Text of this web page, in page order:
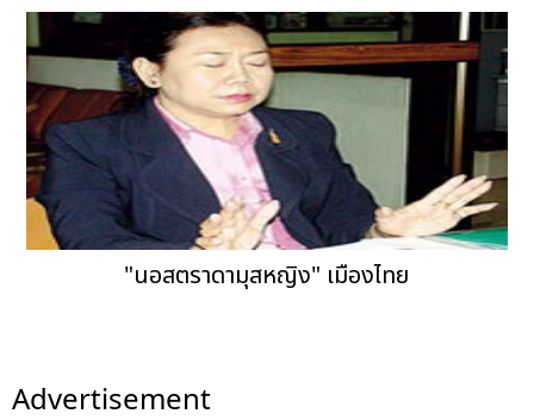
"นอสตราดามุสหญิง" เมืองไทย
Advertisement